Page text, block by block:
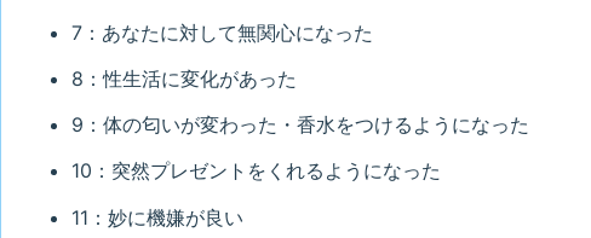
7：あなたに対して無関心になった
8：性生活に変化があった
9：体の匂いが変わった・香水をつけるようになった
10：突然プレゼントをくれるようになった
11：妙に機嫌が良い